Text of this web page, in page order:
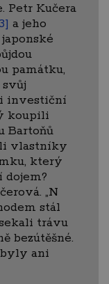
Petr Kučera
a jeho
památku,
investiční
koupili
Bartoňů
vlastníky
který
„N
stál
trávu
bezútěšné.
ani